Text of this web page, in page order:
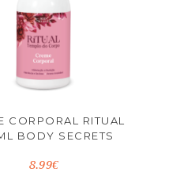
CORPORAL RITUAL
BODY SECRETS
8.99€